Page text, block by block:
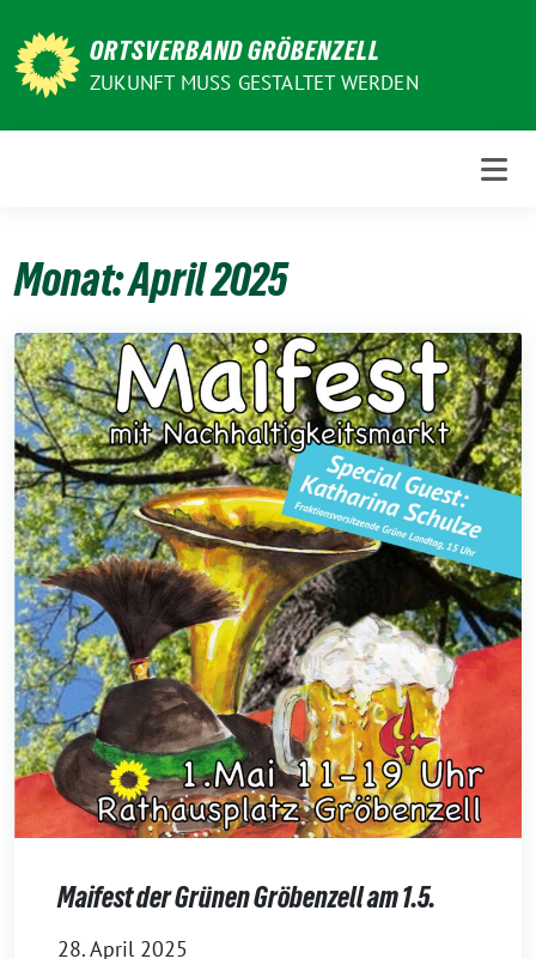
zum
Inhalt
ORTSVERBAND GRÖBENZELL
ZUKUNFT MUSS GESTALTET WERDEN
Monat:April 2025
Maifest der Grünen Gröbenzell am 1.5.
28. April 2025